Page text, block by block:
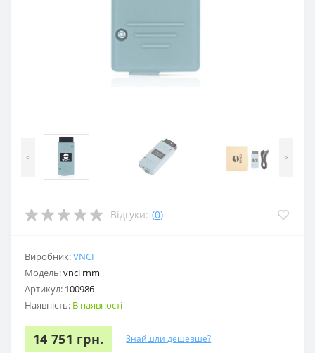
< >
Відгуки: (0)
Виробник:VNCI
Модель:vnci rnm
Артикул: 100986
Наявність: В наявності
14 751 грн. Знайшли дешевше?